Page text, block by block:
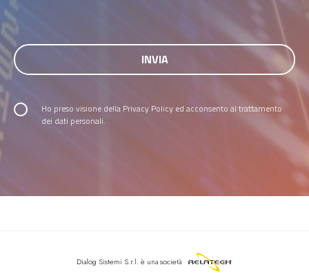
Ho preso visione della Privacy Policy ed acconsento al trattamento
dei dati personali.
Dialog Sistemi S.r.l. è una società